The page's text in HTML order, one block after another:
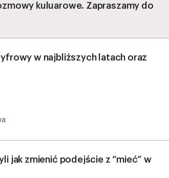
kuluarowe. Zapraszamy do
w najbliższych latach oraz
jak zmienić podejście z “mieć” w